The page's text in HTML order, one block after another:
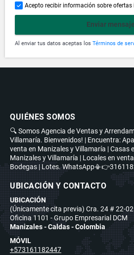
Acepto recibir información sobre
Enviar mensaje
Al enviar tus datos aceptas los Términos de
QUIÉNES SOMOS
🔍 Somos Agencia de Ventas y
Villamaría. Bienvenidos! | Encuentra:
venta en Manizales y Villamaría | Casas
Manizales y Villamaría | Locales en
Bodegas | Lotes.
UBICACIÓN Y CONTACTO
UBICACIÓN
(Únicamente cita previa) Cra. 24 # 22-
Oficina 1101 - Grupo Empresarial DCM
Manizales - Caldas - Colombia
MÓVIL
+573161182447